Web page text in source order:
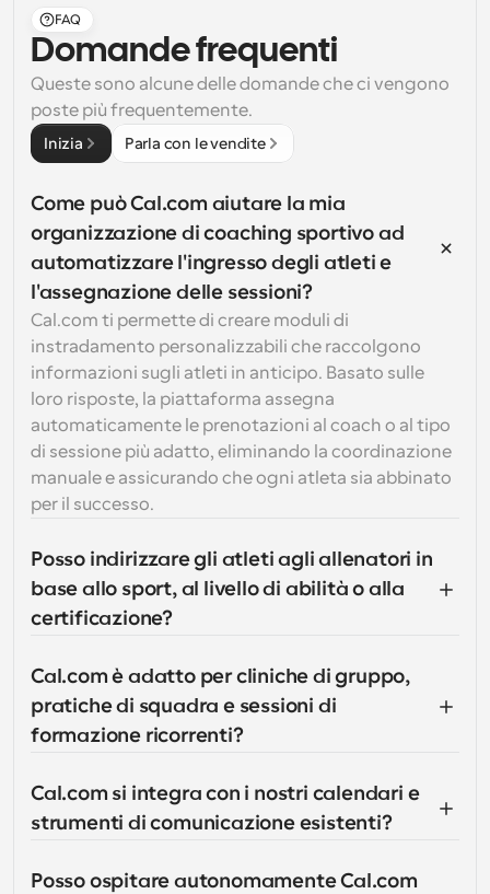
FAQ
Domande frequenti
Queste sono alcune delle domande che ci vengono
poste più frequentemente.
Inizia Parla con le vendite
Come può Cal.com aiutare la mia
organizzazione di coaching sportivo ad
automatizzare l'ingresso degli atleti e
l'assegnazione delle sessioni?
Cal.com ti permette di creare moduli di
instradamento personalizzabili che raccolgono
informazioni sugli atleti in anticipo. Basato sulle
loro risposte, la piattaforma assegna
automaticamente le prenotazioni al coach o al tipo
di sessione più adatto, eliminando la coordinazione
manuale e assicurando che ogni atleta sia abbinato
per il successo.
Posso indirizzare gli atleti agli allenatori in
base allo sport, al livello di abilità o alla
certificazione?
Cal.com è adatto per cliniche di gruppo,
pratiche di squadra e sessioni di
formazione ricorrenti?
Cal.com si integra con i nostri calendari e
strumenti di comunicazione esistenti?
Posso ospitare autonomamente Cal.com